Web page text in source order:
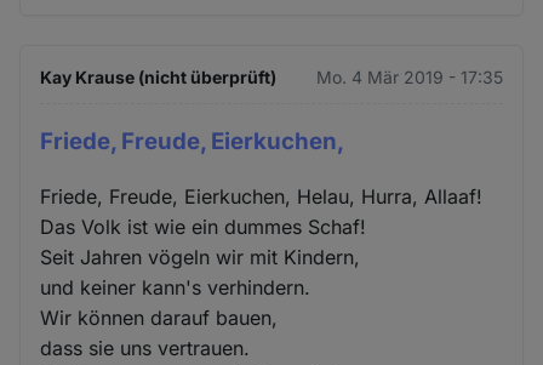
Kay Krause (nicht überprüft) Mo. 4 Mär 2019 - 17:35
Friede, Freude, Eierkuchen,
Friede, Freude, Eierkuchen, Helau, Hurra, Allaaf!
Das Volk ist wie ein dummes Schaf!
Seit Jahren vögeln wir mit Kindern,
und keiner kann's verhindern.
Wir können darauf bauen,
dass sie uns vertrauen.